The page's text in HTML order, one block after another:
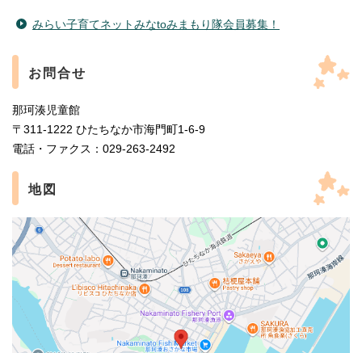
みらい子育てネットみなtoみまもり隊会員募集！
お問合せ
那珂湊児童館
〒311-1222 ひたちなか市海門町1-6-9
電話・ファクス：029-263-2492
地図